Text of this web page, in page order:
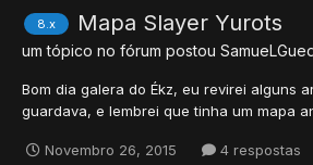
8.x Mapa Slayer Yurots
um tópico no fórum postou
Bom dia galera do Ékz, eu revirei alguns
guardava, e lembrei que tinha um mapa
mapa tem mais de 6 anos de criação, é
Novembro 26, 2015 4 respostas